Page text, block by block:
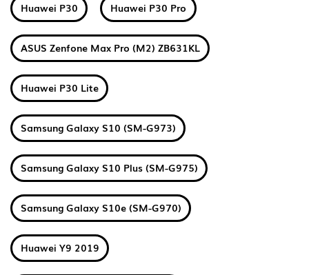
Huawei P30 Huawei P30 Pro
ASUS Zenfone Max Pro (M2) ZB631KL
Huawei P30 Lite
Samsung Galaxy S10 (SM-G973)
Samsung Galaxy S10 Plus (SM-G975)
Samsung Galaxy S10e (SM-G970)
Huawei Y9 2019